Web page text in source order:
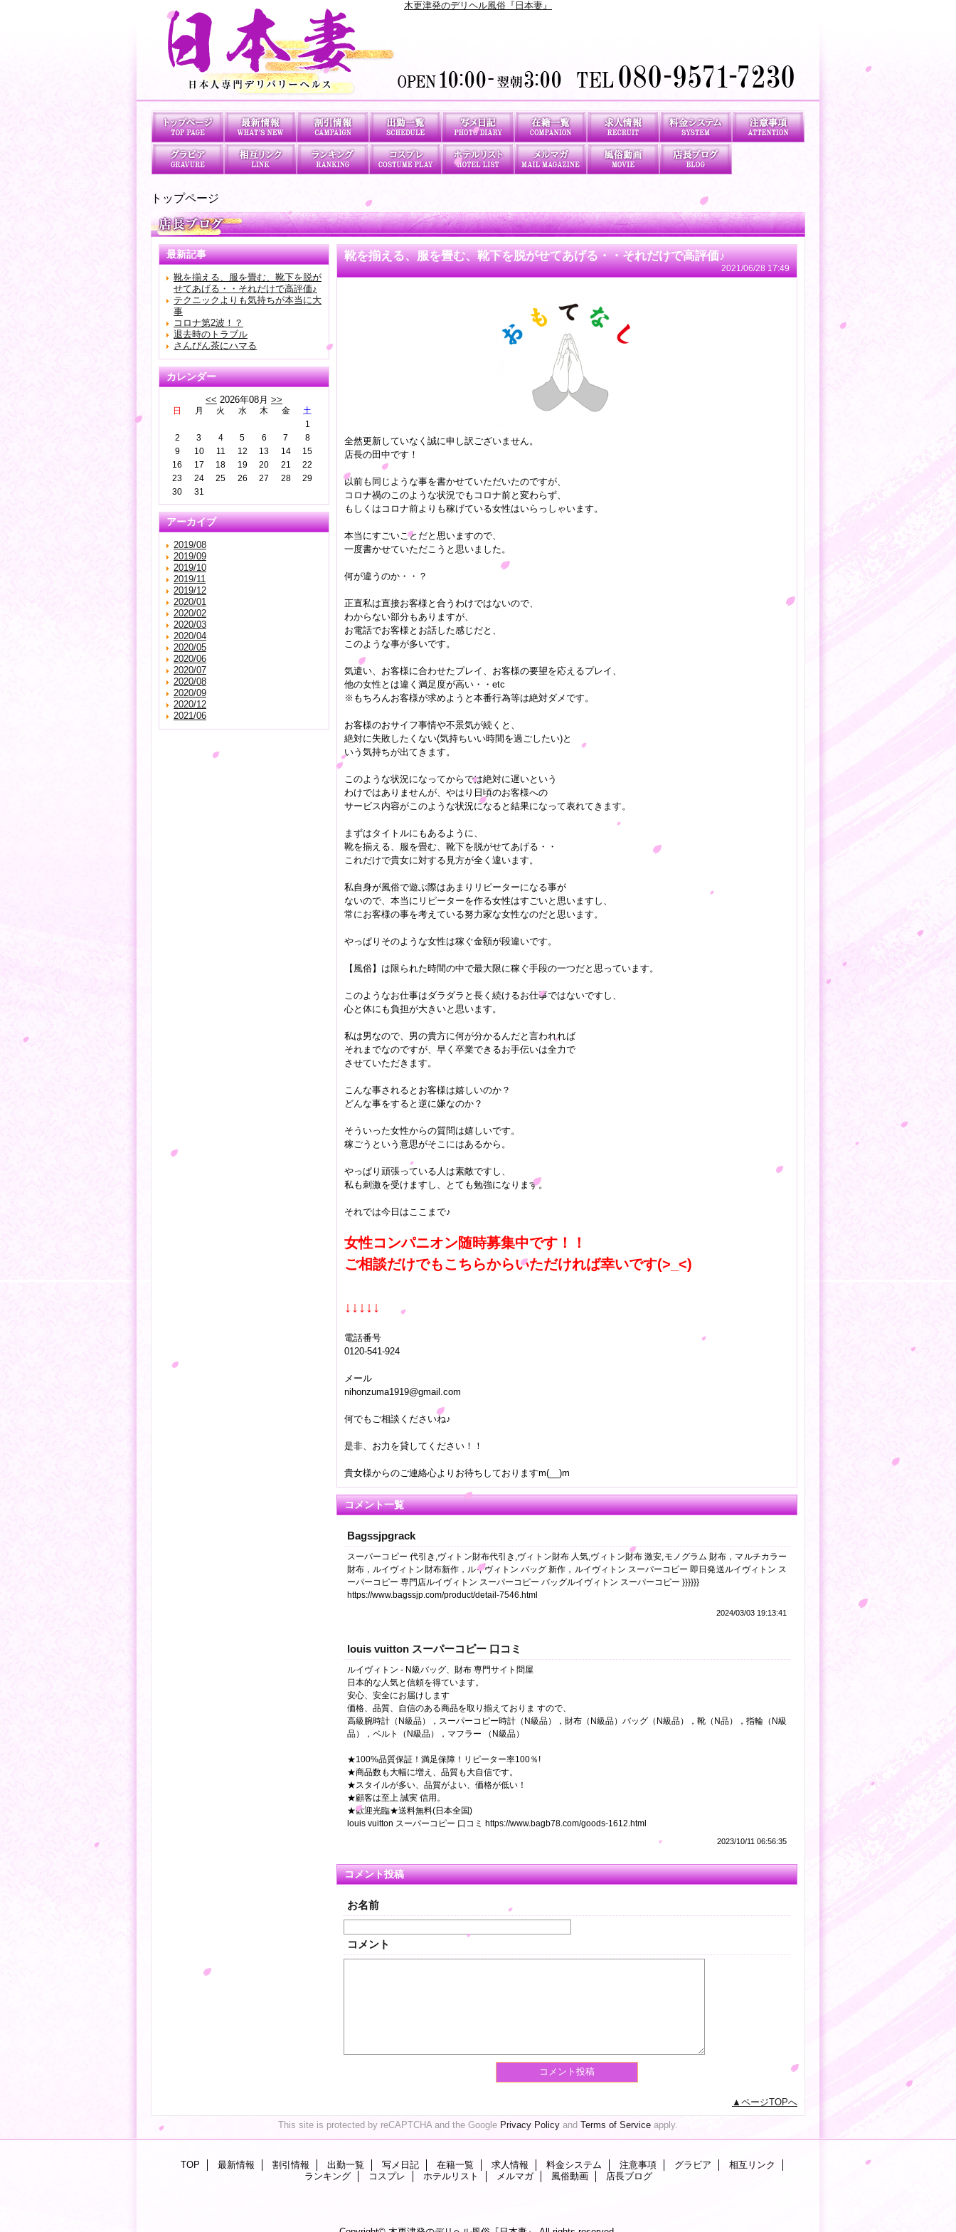
木更津発のデリヘル風俗『日本妻』
トップページ
最新記事
靴を揃える、服を畳む、靴下を脱が
せてあげる・・それだけで高評価♪
テクニックよりも気持ちが本当に大
事
コロナ第2波！？
退去時のトラブル
さんぴん茶にハマる
カレンダー
<< 2026年08月 >>
日 月 火 水 木 金
土
1
2
3 4 5 6 7
8
9
10 11 12 13 14
15
16
17 18 19 20 21
22
23
24 25 26 27 28
29
30
31
アーカイブ
2019/08
2019/09
2019/10
2019/11
2019/12
2020/01
2020/02
2020/03
2020/04
2020/05
2020/06
2020/07
2020/08
2020/09
2020/12
2021/06
靴を揃える、服を畳む、靴下を脱がせてあげる・・それだけで高評価♪
2021/06/28 17:49
全然更新していなく誠に申し訳ございません。
店長の田中です！
以前も同じような事を書かせていただいたのですが、
コロナ禍のこのような状況でもコロナ前と変わらず、
もしくはコロナ前よりも稼げている女性はいらっしゃいます。
本当にすごいことだと思いますので、
一度書かせていただこうと思いました。
何が違うのか・・？
正直私は直接お客様と合うわけではないので、
わからない部分もありますが、
お電話でお客様とお話した感じだと、
このような事が多いです。
気遣い、お客様に合わせたプレイ、お客様の要望を応えるプレイ、
他の女性とは違く満足度が高い・・etc
※もちろんお客様が求めようと本番行為等は絶対ダメです。
お客様のおサイフ事情や不景気が続くと、
絶対に失敗したくない(気持ちいい時間を過ごしたい)と
いう気持ちが出てきます。
このような状況になってからでは絶対に遅いという
わけではありませんが、やはり日頃のお客様への
サービス内容がこのような状況になると結果になって表れてきます。
まずはタイトルにもあるように、
靴を揃える、服を畳む、靴下を脱がせてあげる・・
これだけで貴女に対する見方が全く違います。
私自身が風俗で遊ぶ際はあまりリピーターになる事が
ないので、本当にリピーターを作る女性はすごいと思いますし、
常にお客様の事を考えている努力家な女性なのだと思います。
やっぱりそのような女性は稼ぐ金額が段違いです。
【風俗】は限られた時間の中で最大限に稼ぐ手段の一つだと思っています。
このようなお仕事はダラダラと長く続けるお仕事ではないですし、
心と体にも負担が大きいと思います。
私は男なので、男の貴方に何が分かるんだと言われれば
それまでなのですが、早く卒業できるお手伝いは全力で
させていただきます。
こんな事されるとお客様は嬉しいのか？
どんな事をすると逆に嫌なのか？
そういった女性からの質問は嬉しいです。
稼ごうという意思がそこにはあるから。
やっぱり頑張っている人は素敵ですし、
私も刺激を受けますし、とても勉強になります。
それでは今日はここまで♪
女性コンパニオン随時募集中です！！
ご相談だけでもこちらからいただければ幸いです(>_<)
↓↓↓↓↓
電話番号
0120-541-924
メール
nihonzuma1919@gmail.com
何でもご相談くださいね♪
是非、お力を貸してください！！
貴女様からのご連絡心よりお待ちしておりますm(__)m
コメント一覧
Bagssjpgrack
スーパーコピー 代引き,ヴィトン財布代引き,ヴィトン財布 人気,ヴィトン財布 激安,モノグラム 財布，マルチカラー
財布，ルイヴィトン財布新作，ルイヴィトン バッグ 新作，ルイヴィトン スーパーコピー 即日発送ルイヴィトン ス
ーパーコピー 専門店ルイヴィトン スーパーコピー バッグルイヴィトン スーパーコピー }}}}}}
https://www.bagssjp.com/product/detail-7546.html
2024/03/03 19:13:41
louis vuitton スーパーコピー 口コミ
ルイヴィトン - N級バッグ、財布 専門サイト問屋
日本的な人気と信頼を得ています。
安心、安全にお届けします
価格、品質、自信のある商品を取り揃えておりま すので、
高級腕時計（N級品），スーパーコピー時計（N級品），財布（N級品）バッグ（N級品），靴（N品），指輪（N級
品），ベルト（N級品），マフラー （N級品）
★100%品質保証！満足保障！リピーター率100％!
★商品数も大幅に増え、品質も大自信です。
★スタイルが多い、品質がよい、価格が低い！
★顧客は至上 誠実 信用。
★歓迎光臨★送料無料(日本全国)
louis vuitton スーパーコピー 口コミ https://www.bagb78.com/goods-1612.html
2023/10/11 06:56:35
コメント投稿
お名前
コメント
ページTOPへ
This site is protected by reCAPTCHA and the Google Privacy Policy and Terms of Service apply.
TOP 最新情報 割引情報 出勤一覧 写メ日記 在籍一覧 求人情報 料金システム 注意事項 グラビア
相互リンク
ランキング
コスプレ ホテルリスト メルマガ 風俗動画 店長ブログ